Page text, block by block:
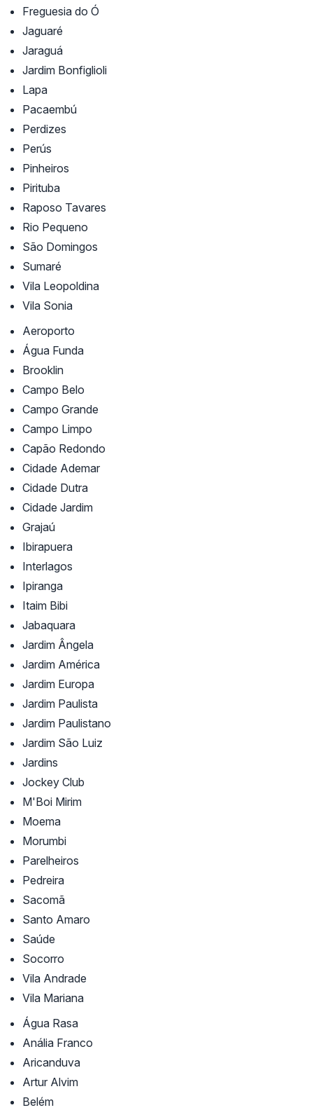
Freguesia do Ó
Jaguaré
Jaraguá
Jardim Bonfiglioli
Lapa
Pacaembú
Perdizes
Perús
Pinheiros
Pirituba
Raposo Tavares
Rio Pequeno
São Domingos
Sumaré
Vila Leopoldina
Vila Sonia
Aeroporto
Água Funda
Brooklin
Campo Belo
Campo Grande
Campo Limpo
Capão Redondo
Cidade Ademar
Cidade Dutra
Cidade Jardim
Grajaú
Ibirapuera
Interlagos
Ipiranga
Itaim Bibi
Jabaquara
Jardim Ângela
Jardim América
Jardim Europa
Jardim Paulista
Jardim Paulistano
Jardim São Luiz
Jardins
Jockey Club
M'Boi Mirim
Moema
Morumbi
Parelheiros
Pedreira
Sacomã
Santo Amaro
Saúde
Socorro
Vila Andrade
Vila Mariana
Água Rasa
Anália Franco
Aricanduva
Artur Alvim
Belém